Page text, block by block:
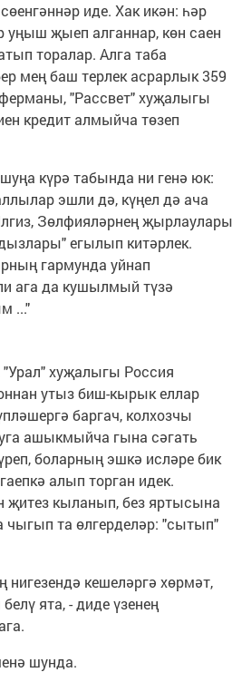
иде. Хак икән: һәр
уңыш җыеп алганнар, көн саен
торалар. Алга таба
мең баш терлек асрарлык 359
"Рассвет" хуҗалыгы
кредит алмыйча төзеп
күрә табында ни генә юк:
эшли дә, күңел дә ача
Зөлфияләрнең җырлаулары
егылып китәрлек.
гармунда уйнап
ага да кушылмый түзә
..."
хуҗалыгы Россия
утыз биш-кырык еллар
баргач, колхозчы
ашыкмыйча гына сәгать
боларның эшкә исләре бик
алып торган идек.
җитез кыланып, без яртысына
та өлгерделәр: "сытып"
кешеләргә хөрмәт,
ята, - диде үзенең
шунда.